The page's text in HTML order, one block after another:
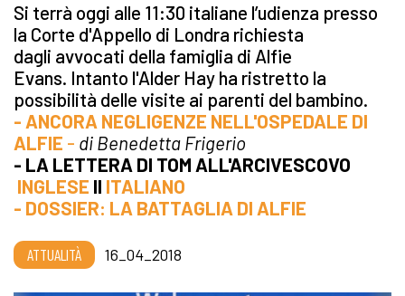
Si terrà oggi alle 11:30 italiane l’udienza presso
la Corte d'Appello di Londra richiesta
dagli avvocati della famiglia di Alfie
Evans. Intanto l'Alder Hay ha ristretto la
possibilità delle visite ai parenti del bambino.
- ANCORA NEGLIGENZE NELL'OSPEDALE DI
ALFIE - di Benedetta Frigerio
- LA LETTERA DI TOM ALL'ARCIVESCOVO
INGLESE II ITALIANO
- DOSSIER: LA BATTAGLIA DI ALFIE
ATTUALITÀ 16_04_2018